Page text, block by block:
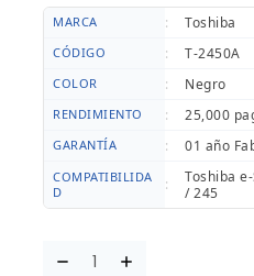
MARCA : Toshiba
CÓDIGO : T-2450A
COLOR : Negro
RENDIMIENTO : 25,000
GARANTÍA : 01 año
COMPATIBILIDA
D
:
Toshiba
/ 245